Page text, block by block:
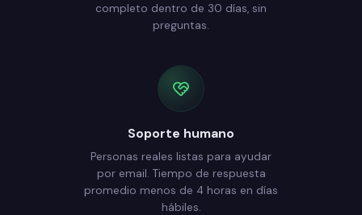
completo dentro de 30 días, sin
preguntas.
Soporte humano
Personas reales listas para ayudar
por email. Tiempo de respuesta
promedio menos de 4 horas en días
hábiles.